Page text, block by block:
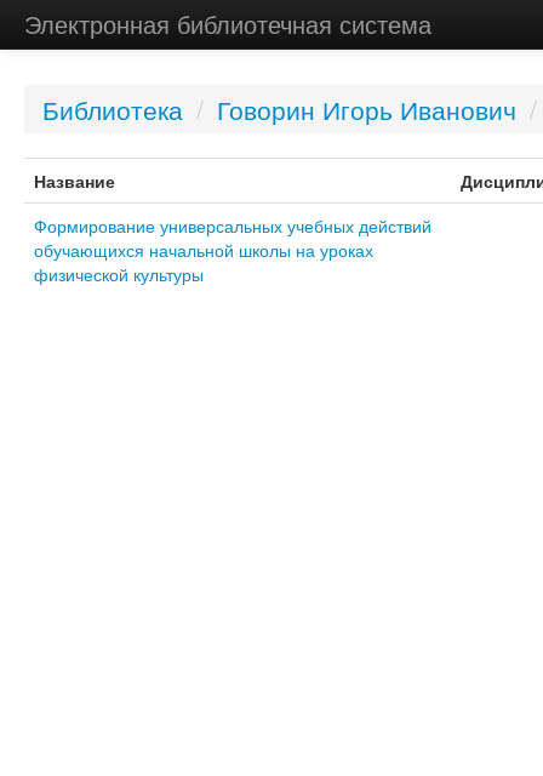
Электронная библиотечная система
Библиотека / Говорин Игорь Иванович /
Название
Формирование универсальных учебных действий
обучающихся начальной школы на уроках
физической культуры